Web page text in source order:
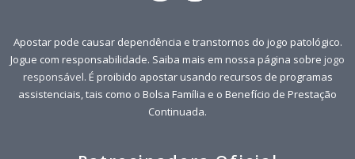
Apostar pode causar dependência e transtornos do jogo patológico.
Jogue com responsabilidade. Saiba mais em nossa página sobre jogo
responsável. É proibido apostar usando recursos de programas
assistenciais, tais como o Bolsa Família e o Benefício de Prestação
Continuada.